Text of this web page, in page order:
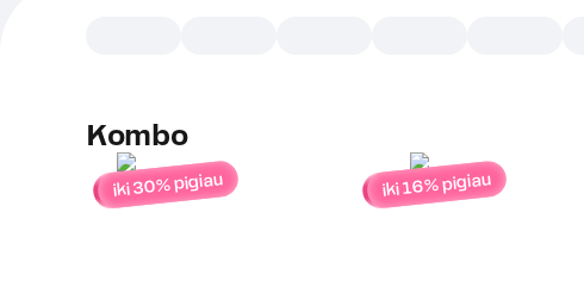
Kombo
iki 30% pigiau iki 16% pigiau